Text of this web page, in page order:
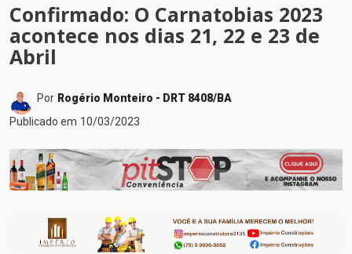
Confirmado: O Carnatobias 2023
acontece nos dias 21, 22 e 23 de
Abril
Por Rogério Monteiro - DRT 8408/BA
Publicado em 10/03/2023